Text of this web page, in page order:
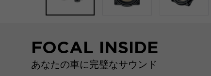
FOCAL INSIDE
あなたの車に完璧なサウンド